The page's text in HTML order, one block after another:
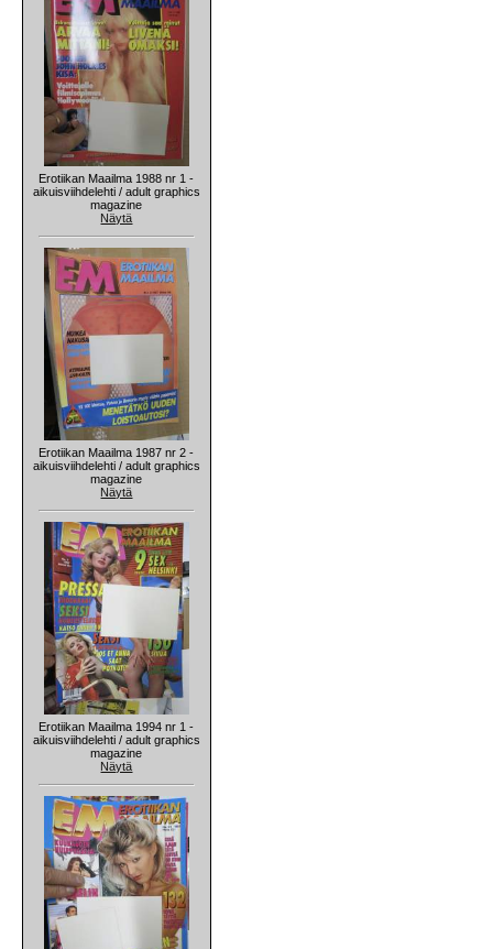
Erotiikan Maailma 1988 nr 1 -
aikuisviihdelehti / adult graphics
magazine
Näytä
Erotiikan Maailma 1987 nr 2 -
aikuisviihdelehti / adult graphics
magazine
Näytä
Erotiikan Maailma 1994 nr 1 -
aikuisviihdelehti / adult graphics
magazine
Näytä